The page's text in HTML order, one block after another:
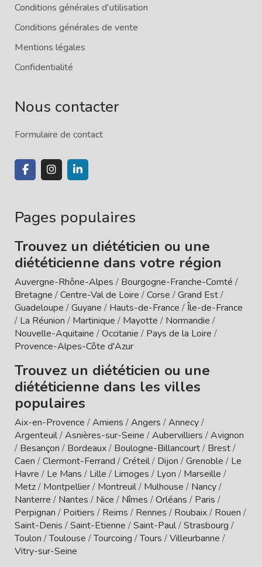
Conditions générales d'utilisation
Conditions générales de vente
Mentions légales
Confidentialité
Nous contacter
Formulaire de contact
Pages populaires
Trouvez un diététicien ou une
diététicienne dans votre région
Auvergne-Rhône-Alpes / Bourgogne-Franche-Comté /
Bretagne /Centre-Val de Loire /Corse /Grand Est/
Guadeloupe /Guyane / Hauts-de-France /Île-de-France
/ La Réunion / Martinique / Mayotte / Normandie /
Nouvelle-Aquitaine /Occitanie / Pays de la Loire /
Provence-Alpes-Côte d'Azur
Trouvez un diététicien ou une
diététicienne dans les villes
populaires
Aix-en-Provence /Amiens /Angers /Annecy/
Argenteuil/Asnières-sur-Seine /Aubervilliers /Avignon
/ Besançon / Bordeaux/ Boulogne-Billancourt/ Brest/
Caen /Clermont-Ferrand /Créteil/ Dijon /Grenoble / Le
Havre / Le Mans / Lille / Limoges / Lyon / Marseille /
Metz/ Montpellier/ Montreuil/ Mulhouse / Nancy/
Nanterre / Nantes / Nice / Nîmes /Orléans / Paris /
Perpignan / Poitiers / Reims / Rennes / Roubaix/ Rouen /
Saint-Denis /Saint-Etienne /Saint-Paul/Strasbourg /
Toulon /Toulouse /Tourcoing /Tours /Villeurbanne /
Vitry-sur-Seine